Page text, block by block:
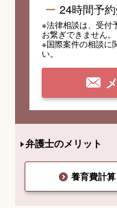
子の監護者の指定
養育費を払わないとどうなる？罰則や払わなくていいケー
未払い養育費の回収方法｜調停や強制執行の手続き、回
養育費の不払い(未払い)があったらどうする？対処法
DVがあった場合の親子交流（面会
年収1000万円の養育費の相場はいくら？早見表や金額
親子交流（面会交流）を拒否されたらどうする？対処法や慰謝料
24時間予
※法律相談は、受付
お繋ぎできません。
※国際案件の相談に
い。
弁護士のメリット
養育費計算